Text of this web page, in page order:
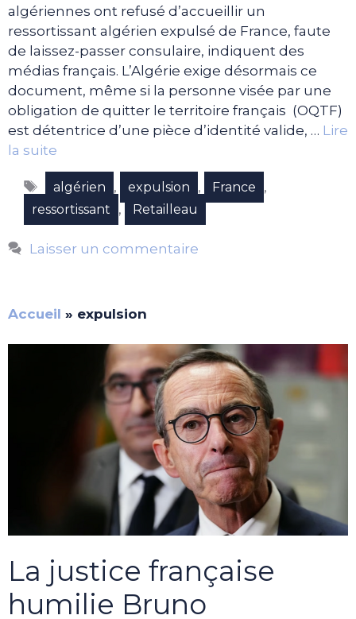
algériennes ont refusé d’accueillir un
ressortissant algérien expulsé de France, faute
de laissez-passer consulaire, indiquent des
médias français. L’Algérie exige désormais ce
document, même si la personne visée par une
obligation de quitter le territoire français (OQTF)
est détentrice d’une pièce d’identité valide, … Lire
la suite
Étiquettes
algérien , expulsion , France ,
ressortissant , Retailleau
Laisser un commentaire
Accueil » expulsion
La justice française
humilie Bruno